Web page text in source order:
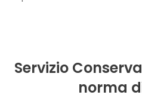
Servizio
norma